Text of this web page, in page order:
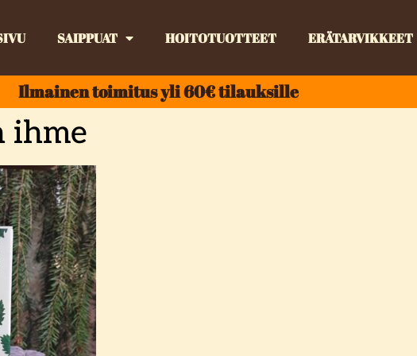
SAIPPUAT HOITOTUOTTEET ERÄTARVIKKEET
Ilmainen toimitus yli 60€ tilauksille
ihme